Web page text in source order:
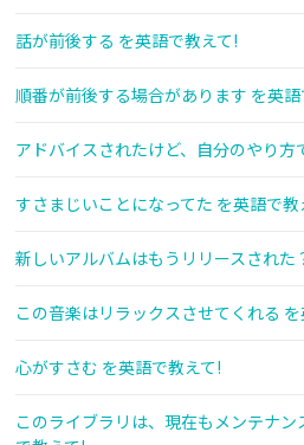
話が前後する を英語で教えて!
順番が前後する場合があります を英
アドバイスされたけど、自分のやり方
すさまじいことになってた を英語で教
新しいアルバムはもうリリースされた
この音楽はリラックスさせてくれる
心がすさむ を英語で教えて!
このライブラリは、現在もメンテナ